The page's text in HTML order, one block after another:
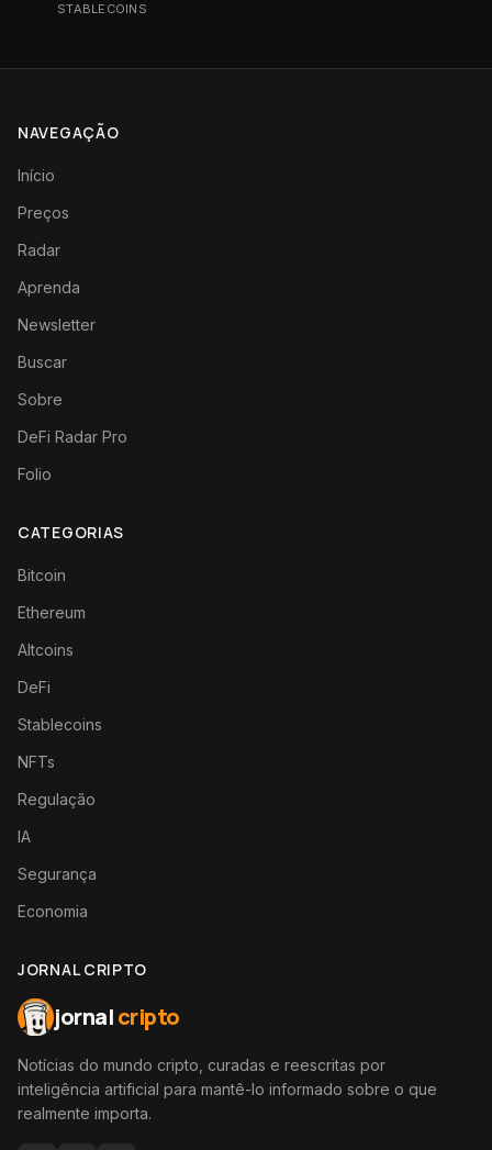
STABLECOINS
NAVEGAÇÃO
Início
Preços
Radar
Aprenda
Newsletter
Buscar
Sobre
DeFi Radar Pro
Folio
CATEGORIAS
Bitcoin
Ethereum
Altcoins
DeFi
Stablecoins
NFTs
Regulação
IA
Segurança
Economia
JORNAL CRIPTO
jornalcripto
Notícias do mundo cripto, curadas e reescritas por
inteligência artificial para mantê-lo informado sobre o que
realmente importa.